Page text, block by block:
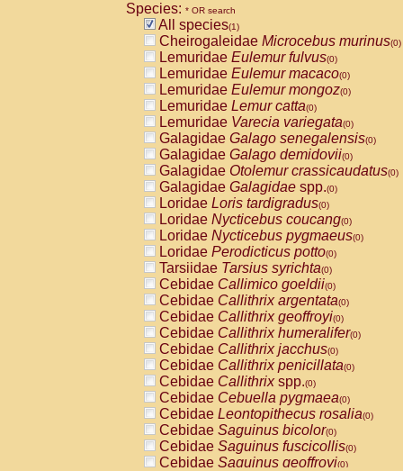
Species: * OR search
All species(1)
Cheirogaleidae Microcebus murinus(0)
Lemuridae Eulemur fulvus(0)
Lemuridae Eulemur macaco(0)
Lemuridae Eulemur mongoz(0)
Lemuridae Lemur catta(0)
Lemuridae Varecia variegata(0)
Galagidae Galago senegalensis(0)
Galagidae Galago demidovii(0)
Galagidae Otolemur crassicaudatus(0)
Galagidae Galagidae spp.(0)
Loridae Loris tardigradus(0)
Loridae Nycticebus coucang(0)
Loridae Nycticebus pygmaeus(0)
Loridae Perodicticus potto(0)
Tarsiidae Tarsius syrichta(0)
Cebidae Callimico goeldii(0)
Cebidae Callithrix argentata(0)
Cebidae Callithrix geoffroyi(0)
Cebidae Callithrix humeralifer(0)
Cebidae Callithrix jacchus(0)
Cebidae Callithrix penicillata(0)
Cebidae Callithrixspp.(0)
Cebidae Cebuella pygmaea(0)
Cebidae Leontopithecus rosalia(0)
Cebidae Saguinus bicolor(0)
Cebidae Saguinus fuscicollis(0)
Cebidae Saguinus geoffroyi(0)